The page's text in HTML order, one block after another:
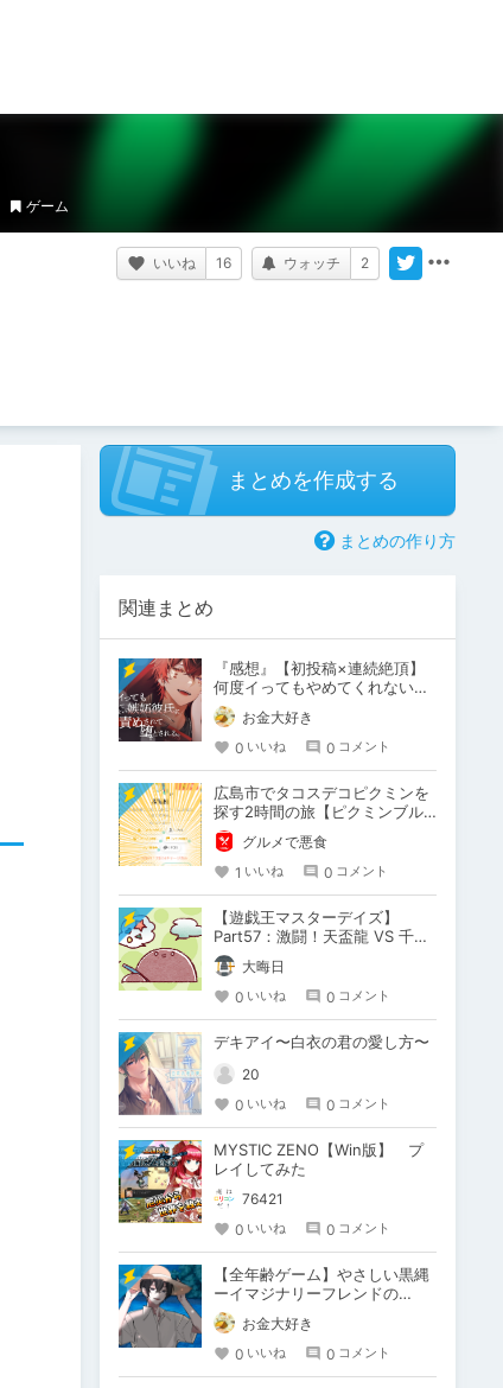
ゲーム
いいね 16 ウォッチ 2
まとめを作成する
まとめの作り方
関連まとめ
『感想』【初投稿×連続絶頂】
何度イってもやめてくれない嫉
妬彼氏に激責めされて堕とされ
る。お金大好き
0 いいね 0 コメント
広島市でタコスデコピクミンを
探す2時間の旅【ピクミンブル
ーム / Pikmin Bloom】
グルメで悪食
1 いいね 0 コメント
【遊戯王マスターデイズ】
Part57：激闘！天盃龍 VS 千年
D【架空デュエル】
大晦日
0 いいね 0 コメント
デキアイ〜白衣の君の愛し方〜
20
0 いいね 0 コメント
MYSTIC ZENO【Win版】 プ
レイしてみた
76421
0 いいね 0 コメント
【全年齢ゲーム】やさしい黒縄
ーイマジナリーフレンドの
「彼」と過ごすおぼんやすみー
お金大好き
0 いいね 0 コメント